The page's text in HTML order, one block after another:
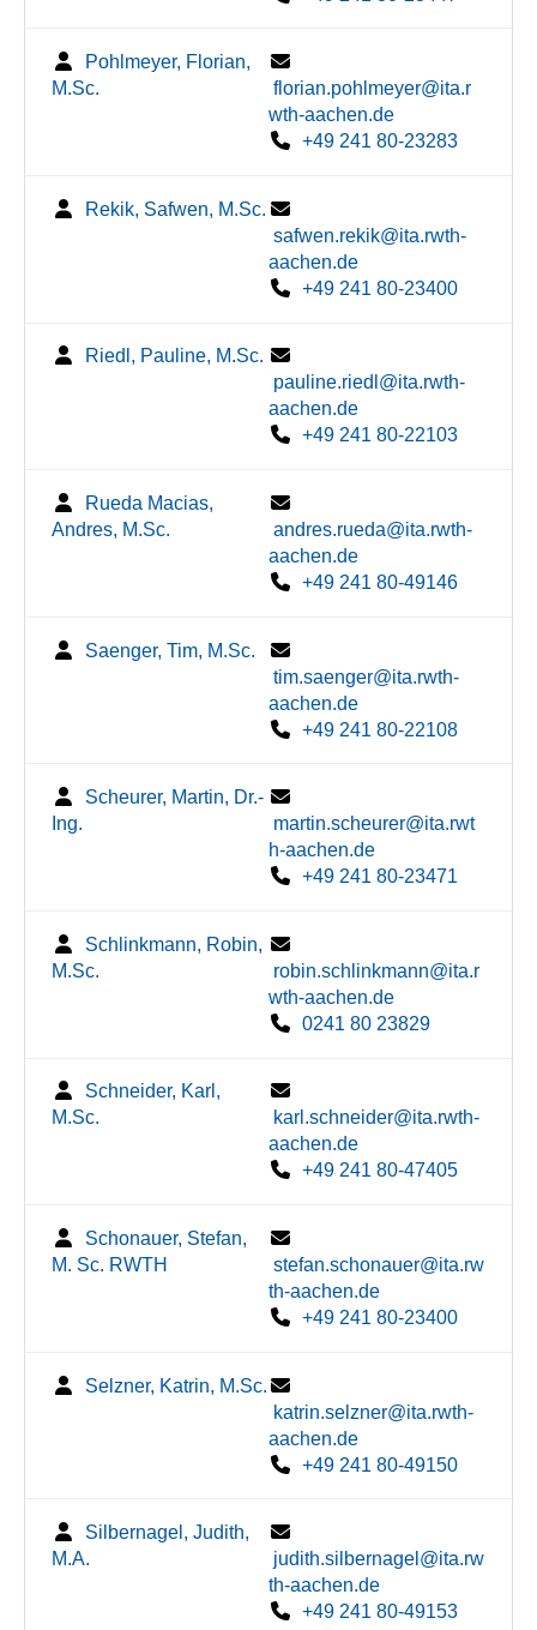
Pohlmeyer, Florian,
M.Sc.
florian.pohlmeyer@ita.r
wth-aachen.de
+49 241 80-23283
Rekik, Safwen, M.Sc.
safwen.rekik@ita.rwth-
aachen.de
+49 241 80-23400
Riedl, Pauline, M.Sc.
pauline.riedl@ita.rwth-
aachen.de
+49 241 80-22103
Rueda Macias,
Andres, M.Sc.
andres.rueda@ita.rwth-
aachen.de
+49 241 80-49146
Saenger, Tim, M.Sc.
tim.saenger@ita.rwth-
aachen.de
+49 241 80-22108
Scheurer, Martin, Dr.-
Ing.
martin.scheurer@ita.rwt
h-aachen.de
+49 241 80-23471
Schlinkmann, Robin,
M.Sc.
robin.schlinkmann@ita.r
wth-aachen.de
0241 80 23829
Schneider, Karl,
M.Sc.
karl.schneider@ita.rwth-
aachen.de
+49 241 80-47405
Schonauer, Stefan,
M. Sc. RWTH
stefan.schonauer@ita.rw
th-aachen.de
+49 241 80-23400
Selzner, Katrin, M.Sc.
katrin.selzner@ita.rwth-
aachen.de
+49 241 80-49150
Silbernagel, Judith,
M.A.
judith.silbernagel@ita.rw
th-aachen.de
+49 241 80-49153